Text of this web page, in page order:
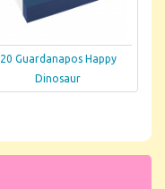
20 Guardanapos Happy
Dinosaur